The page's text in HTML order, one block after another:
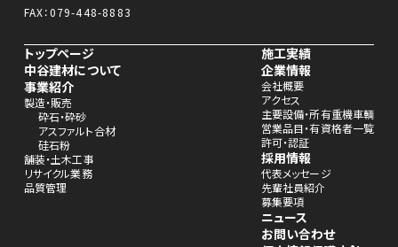
FAX：079-448-8883
トップページ
中谷建材について
事業紹介
製造・販売
砕石・砕砂
アスファルト合材
硅石粉
舗装・土木工事
リサイクル業務
品質管理
施工実績
企業情報
会社概要
アクセス
主要設備・所有重機車輌
営業品目・有資格者一覧
許可・認証
採用情報
代表メッセージ
先輩社員紹介
募集要項
ニュース
お問い合わせ